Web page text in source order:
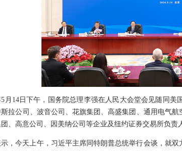
5月14日下午，国务院总理李强在人民大会堂会见随同
拉公司、波音公司、花旗集团、高盛集团、通用电气
、高意公司、因美纳公司等企业及纽约证券交易所负责
，今天上午，习近平主席同特朗普总统举行会谈，就